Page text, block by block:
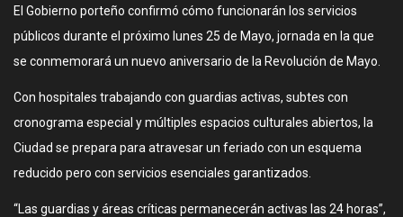
El Gobierno porteño confirmó cómo funcionarán los servicios
públicos durante el próximo lunes 25 de Mayo, jornada en la que
se conmemorará un nuevo aniversario de la Revolución de Mayo.
Con hospitales trabajando con guardias activas, subtes con
cronograma especial y múltiples espacios culturales abiertos, la
Ciudad se prepara para atravesar un feriado con un esquema
reducido pero con servicios esenciales garantizados.
“Las guardias y áreas críticas permanecerán activas las 24 horas”,